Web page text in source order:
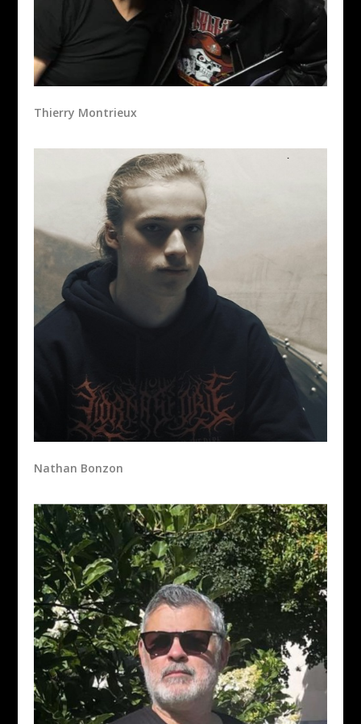
Thierry Montrieux
Nathan Bonzon